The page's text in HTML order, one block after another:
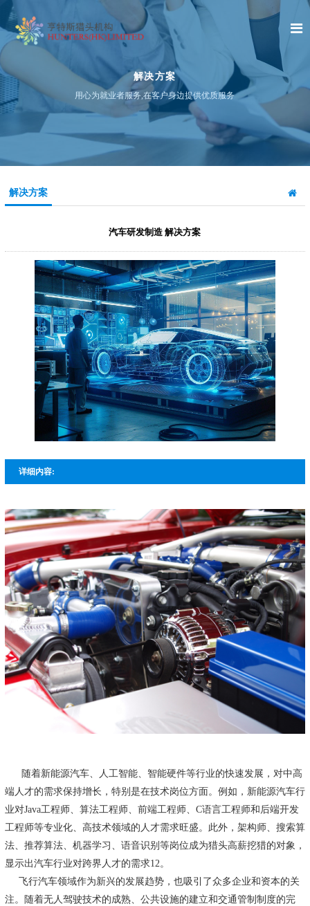
解决方案
用心为就业者服务,在客户身边提供优质服务
解决方案
汽车研发制造 解决方案
详细内容:
随着新能源汽车、‌人工智能、‌智能硬件等行业的快速发展，‌对中高
端人才的需求保持增长，‌特别是在技术岗位方面。‌例如，‌新能源汽车行
业对Java工程师、‌算法工程师、‌前端工程师、‌C语言工程师和后端开发
工程师等专业化、‌高技术领域的人才需求旺盛。‌此外，‌架构师、‌搜索算
法、‌推荐算法、‌机器学习、‌语音识别等岗位成为猎头高薪挖猎的对象，‌
显示出汽车行业对跨界人才的需求12。‌
飞行汽车领域作为新兴的发展趋势，‌也吸引了众多企业和资本的关
注。‌随着无人驾驶技术的成熟、‌公共设施的建立和交通管制制度的完